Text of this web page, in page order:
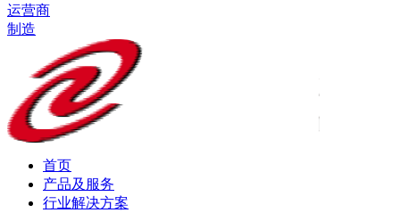
运营商
制造
首页
产品及服务
行业解决方案